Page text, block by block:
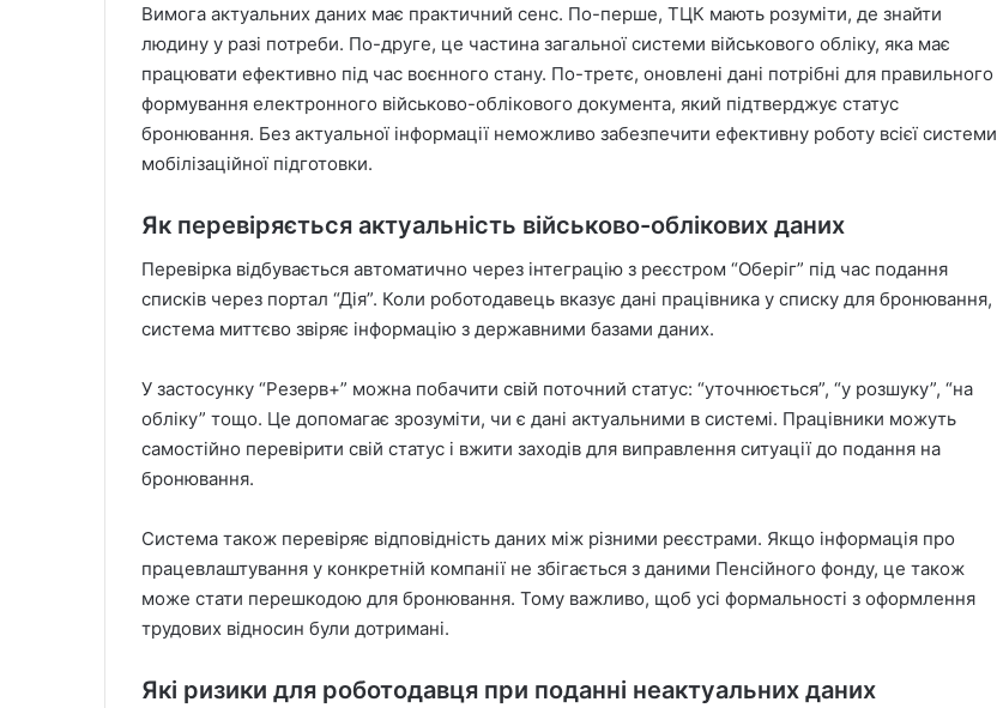
Вимога актуальних даних має практичний сенс. По-перше, ТЦК мають розуміти, де знайти
людину у разі потреби. По-друге, це частина загальної системи військового обліку, яка має
працювати ефективно під час воєнного стану. По-третє, оновлені дані потрібні для правильного
формування електронного військово-облікового документа, який підтверджує статус
бронювання. Без актуальної інформації неможливо забезпечити ефективну роботу всієї системи
мобілізаційної підготовки.
Як перевіряється актуальність військово-облікових даних
Перевірка відбувається автоматично через інтеграцію з реєстром “Оберіг” під час подання
списків через портал “Дія”. Коли роботодавець вказує дані працівника у списку для бронювання,
система миттєво звіряє інформацію з державними базами даних.
У застосунку “Резерв+” можна побачити свій поточний статус: “уточнюється”, “у розшуку”, “на
обліку” тощо. Це допомагає зрозуміти, чи є дані актуальними в системі. Працівники можуть
самостійно перевірити свій статус і вжити заходів для виправлення ситуації до подання на
бронювання.
Система також перевіряє відповідність даних між різними реєстрами. Якщо інформація про
працевлаштування у конкретній компанії не збігається з даними Пенсійного фонду, це також
може стати перешкодою для бронювання. Тому важливо, щоб усі формальності з оформлення
трудових відносин були дотримані.
Які ризики для роботодавця при поданні неактуальних даних